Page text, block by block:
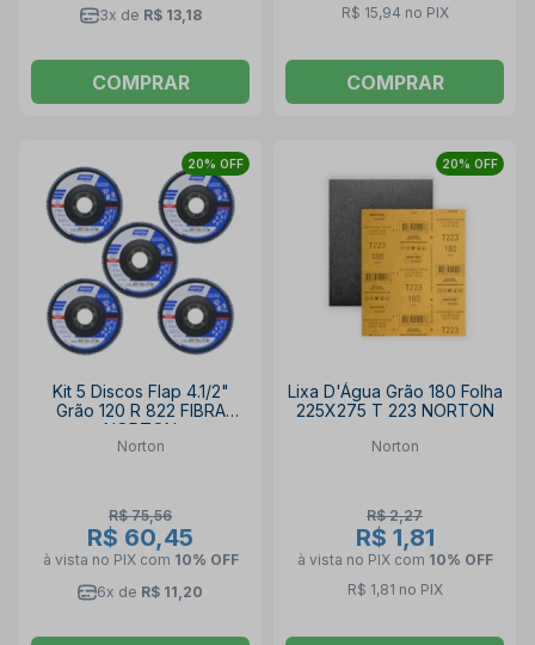
3x de R$ 13,18
COMPRAR
R$ 15,94 no PIX
COMPRAR
20% OFF
Kit 5 Discos Flap 4.1/2"
Grão 120 R 822 FIBRA
NORTON
Norton
R$ 75,56
R$ 60,45
à vista no PIX com 10% OFF
6x de R$ 11,20
20% OFF
Lixa D'Água Grão 180 Folha
225X275 T 223 NORTON
Norton
R$ 2,27
R$ 1,81
à vista no PIX com 10% OFF
R$ 1,81 no PIX